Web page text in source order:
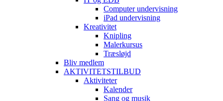
Computer undervisning
iPad undervisning
Kreativitet
Knipling
Malerkursus
Træsløjd
Bliv medlem
AKTIVITETSTILBUD
Aktiviteter
Kalender
Sang og musik